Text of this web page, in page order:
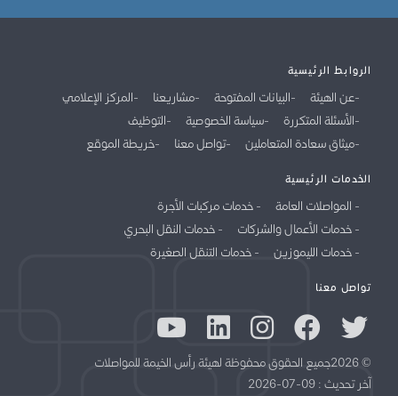
الروابط الرئيسية
عن الهيئة البيانات المفتوحة مشاريعنا
المركز الإعلامي
الأسئلة المتكررة
سياسة الخصوصية
التوظيف
ميثاق سعادة المتعاملين
تواصل معنا خريطة الموقع
الخدمات الرئيسية
المواصلات العامة
خدمات مركبات الأجرة
خدمات الأعمال والشركات
خدمات النقل البحري
خدمات الليموزين
خدمات التنقل الصغيرة
تواصل معنا
© 2026جميع الحقوق محفوظة لهيئة رأس الخيمة للمواصلات
آخر تحديث : 09-07-2026